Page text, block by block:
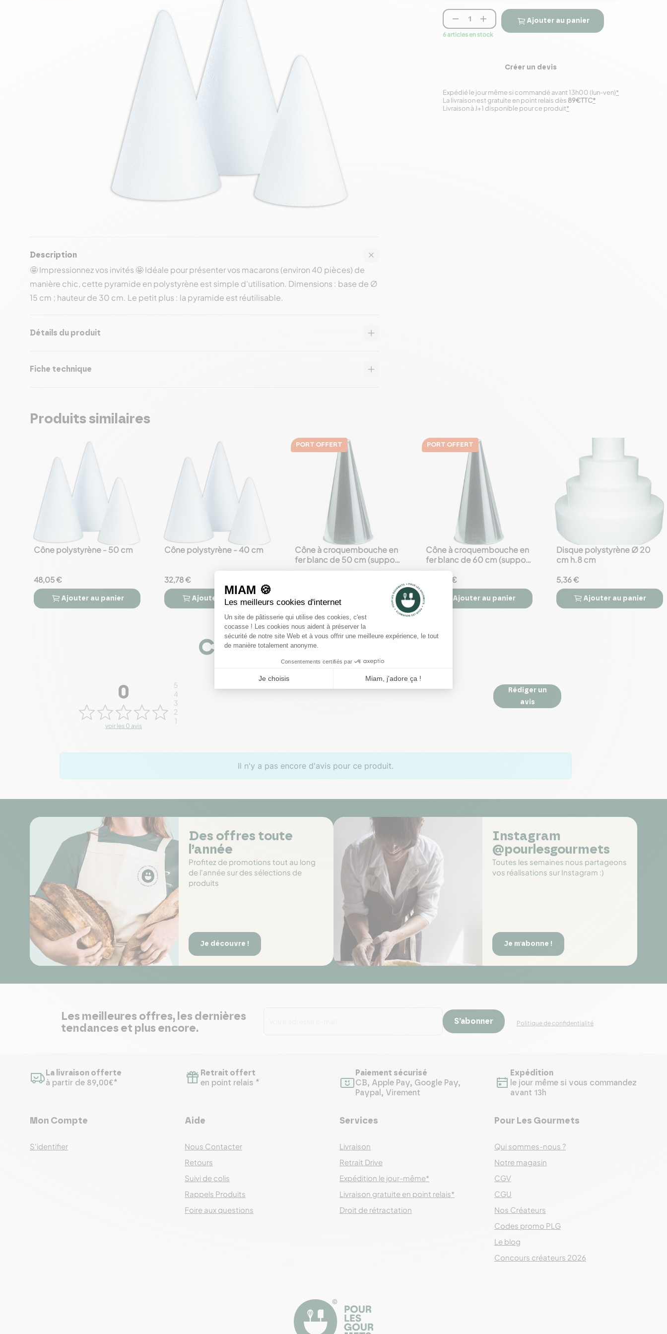
 
6 articles en stock
Ajouter au panier
Créer un devis
Expédié le jour même si commandé avant 13h00 (lun-ven)*
Livraison à J+1 disponible pour ce produit*
La livraison est gratuite en point relais dès 89€TTC*
Description
🤩 Impressionnez vos invités 🤩 Idéale pour présenter vos macarons (environ 40 pièces) de
manière chic, cette pyramide en polystyrène est simple d'utilisation. Dimensions : base de ∅
15 cm ; hauteur de 30 cm. Le petit plus : la pyramide est réutilisable.
Détails du produit
Fiche technique
Produits similaires
favorite_border
Cône polystyrène - 50 cm
48,05 €
 
Ajouter au panier
favorite_border
Cône polystyrène - 40 cm
32,78 €
 
Ajouter au panier
PORT OFFERT
favorite_border
Cône à croquembouche en
fer blanc de 50 cm (support
à choux pour pièce montée)
 
Ajouter
PORT OFFERT
favorite_border
Cône à croquembouche en
fer blanc de 60 cm (support
à choux pour pièce montée)
145,90 €

Ajouter au panier
favorite_border
Disque polystyrène Ø 20
cm h.8 cm
5,36 €
 
Ajouter au panier
Commentaires Clients
0
voir les 0 avis
5
4
3
2
1
Rédiger un
avis
Il n'y a pas encore d'avis pour ce produit.
Des offres toute
l’année
Profitez de promotions tout au long
de l'année sur des sélections de
produits
Je découvre !
Instagram
@pourlesgourmets
Toutes les semaines nous partageons
vos réalisations sur Instagram :)
Je m'abonne !
Les meilleures offres, les dernières
tendances et plus encore.
S’abonner Politique de confidentialité
La livraison offerte
à partir de 89,00€*
Retrait offert
en point relais *
Paiement sécurisé
CB, Apple Pay, Google Pay,
Paypal, Virement
Expédition
le jour même si vous commandez
avant 13h
Mon Compte
S'identifier
Aide
Nous Contacter
Retours
Suivi de colis
Rappels Produits
Foire aux questions
Services
Livraison
Retrait Drive
Expédition le jour-même*
Livraison gratuite en point relais*
Droit de rétractation
Pour Les Gourmets
Qui sommes-nous ?
Notre magasin
CGV
CGU
Nos Créateurs
Codes promo PLG
Le blog
Concours créateurs 2026